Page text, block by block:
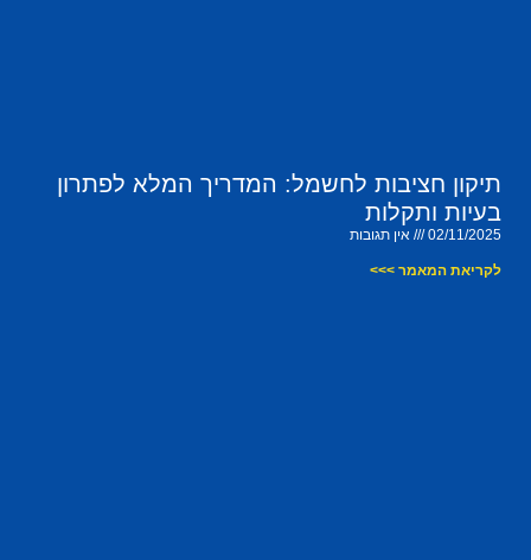
תיקון חציבות לחשמל: המדריך המלא לפתרון
בעיות ותקלות
02/11/2025 אין תגובות
לקריאת המאמר >>>